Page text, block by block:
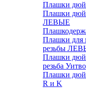
Плашки
Плашки
ЛЕВЫЕ
Плашки для
резьбы
Плашки
резьба
Плашки
R и K